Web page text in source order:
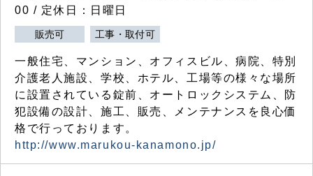
00 / 定休日：日曜日
販売可 工事・取付可
一般住宅、マンション、オフィスビル、病院、特別
介護老人施設、学校、ホテル、工場等の様々な場所
に設置されている錠前、オートロックシステム、防
犯設備の設計、施工、販売、メンテナンスを良心価
格で行っております。
http://www.marukou-kanamono.jp/